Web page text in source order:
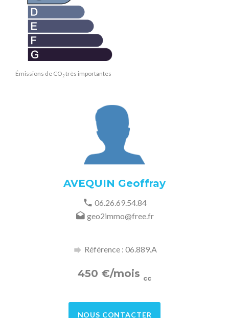
Émissions de CO2 très importantes
AVEQUIN Geoffray
06.26.69.54.84
geo2immo@free.fr
Référence : 06.889.A
450 €/mois cc
NOUS CONTACTER